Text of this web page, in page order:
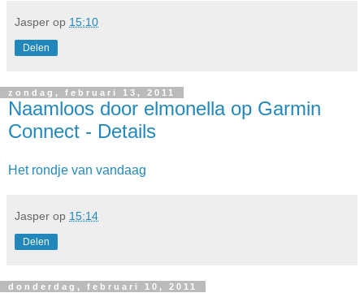
Jasper op 15:10
Delen
zondag, februari 13, 2011
Naamloos door elmonella op Garmin
Connect - Details
Het rondje van vandaag
Jasper op 15:14
Delen
donderdag, februari 10, 2011